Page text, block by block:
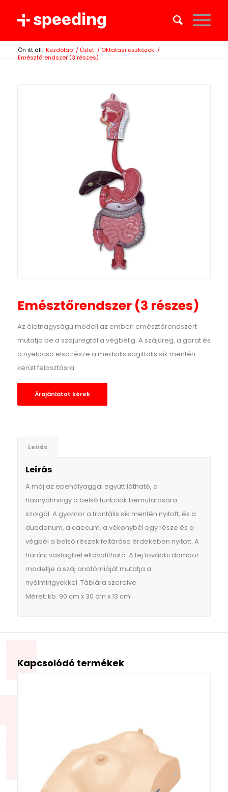
Ön itt áll: Kezdőlap / Üzlet / Oktatási eszközök /
Emésztőrendszer (3 részes)
Emésztőrendszer (3 részes)
Az életnagyságú modell az emberi emésztőrendszert
mutatja be a szájüregtől a végbélig. A szájüreg, a garat és
a nyelőcső első része a mediális sagittalis sík mentén
került felosztásra.
Árajánlatot kérek
Leírás
Leírás
A máj az epehólyaggal együtt látható, a
hasnyálmirigy a belső funkciók bemutatására
szolgál. A gyomor a frontális sík mentén nyitott, és a
duodenum, a caecum, a vékonybél egy része és a
végbél a belső részek feltárása érdekében nyitott. A
haránt vastagbél eltávolítható. A fej további dombor
modellje a száj anatómiáját mutatja a
nyálmirigyekkel. Táblára szerelve.
Méret: kb. 90 cm x 30 cm x 13 cm
Kapcsolódó termékek